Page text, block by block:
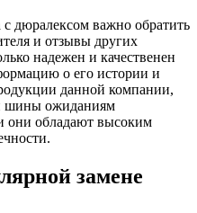
дюралексом важно обратить
и отзывы других
надежен и качественен
о его истории и
данной компании,
шины ожиданиям
они обладают высоким
замене